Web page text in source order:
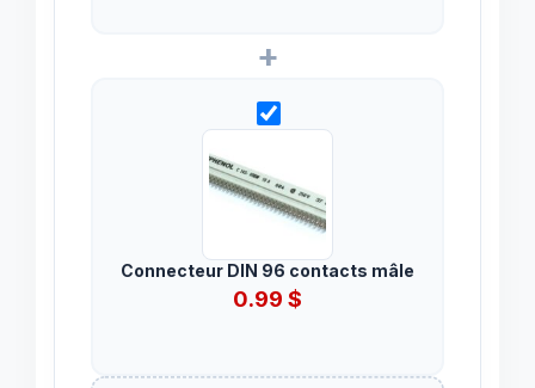
+
Connecteur DIN 96 contacts mâle
0.99 $